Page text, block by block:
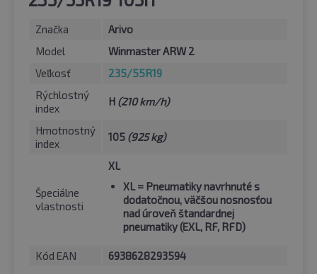
Značka
Arivo
Model
Winmaster ARW 2
Veľkosť
235/55R19
Rýchlostný
index
H (210 km/h)
Hmotnostný
index
105 (925 kg)
Špeciálne
vlastnosti
XL
XL= Pneumatiky navrhnuté s
dodatočnou, väčšou nosnosťou
nad úroveň štandardnej
pneumatiky (EXL, RF, RFD)
Kód EAN 6938628293594